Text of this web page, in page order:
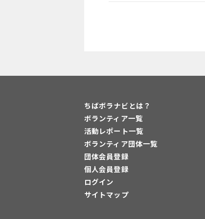
ちばボラナビとは？
ボランティア一覧
活動レポート一覧
ボランティア団体一覧
団体会員登録
個人会員登録
ログイン
サイトマップ